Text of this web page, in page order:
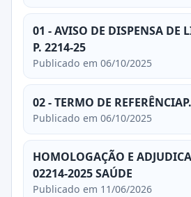
01 - AVISO DE DISPENSA DE
P. 2214-25
Publicado em 06/10/2025
02 - TERMO DE
Publicado em 06/10/2025
HOMOLOGAÇÃO E
02214-2025 SAÚDE
Publicado em 11/06/2026